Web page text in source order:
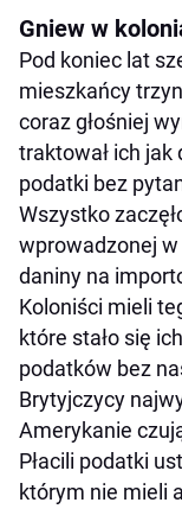
Gniew w
Pod koniec lat
mieszkańcy
coraz głośniej
traktował ich jak
podatki bez
Wszystko
wprowadzonej w
daniny na
Koloniści mieli
które stało się
podatków bez
Brytyjczycy
Amerykanie
Płacili podatki
którym nie mieli